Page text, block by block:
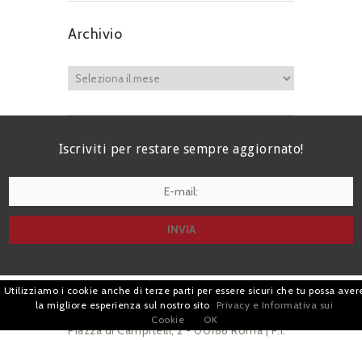
Archivio
Iscriviti per restare sempre aggiornato!
| Avv. Giacomo Romano |
Piazza di Campitelli, 2 - 00186 Roma | P.I.
Utilizziamo i cookie anche di terze parti per essere sicuri che tu possa
la migliore esperienza sul nostro sito
Privacy e Informativa sui
Cookie
OK